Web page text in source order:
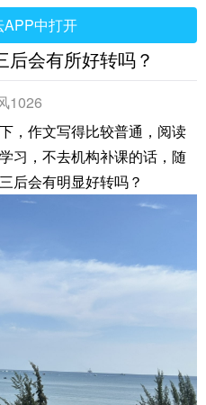
中打开
会有所好转吗？
1026
，作文写得比较普通，阅读
习，不去机构补课的话，随
后会有明显好转吗？